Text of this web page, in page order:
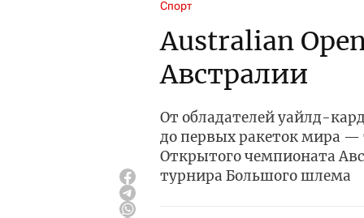
Спорт
Australian
Австралии
От обладателей уайлд-
до первых ракеток мира —
Открытого чемпионата
турнира Большого шлема